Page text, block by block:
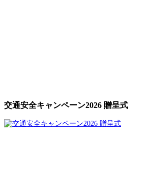
交通安全キャンペーン2026 贈呈式